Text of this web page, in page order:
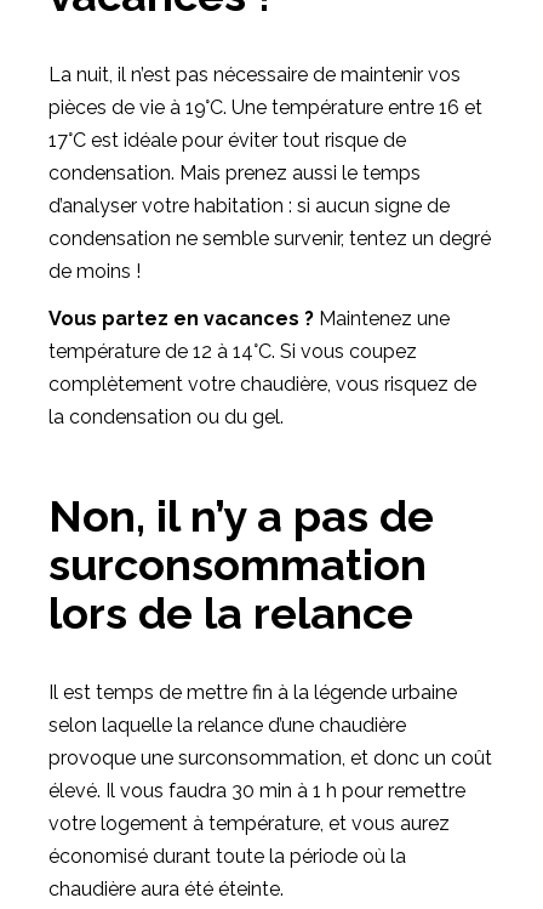
La nuit, il n’est pas nécessaire de maintenir vos
pièces de vie à 19°C. Une température entre 16 et
17°C est idéale pour éviter tout risque de
condensation. Mais prenez aussi le temps
d’analyser votre habitation : si aucun signe de
condensation ne semble survenir, tentez un degré
de moins !
Vous partez en vacances ? Maintenez une
température de 12 à 14°C. Si vous coupez
complètement votre chaudière, vous risquez de
la condensation ou du gel.
Non, il n’y a pas de
surconsommation
lors de la relance
Il est temps de mettre fin à la légende urbaine
selon laquelle la relance d’une chaudière
provoque une surconsommation, et donc un coût
élevé. Il vous faudra 30 min à 1 h pour remettre
votre logement à température, et vous aurez
économisé durant toute la période où la
chaudière aura été éteinte.